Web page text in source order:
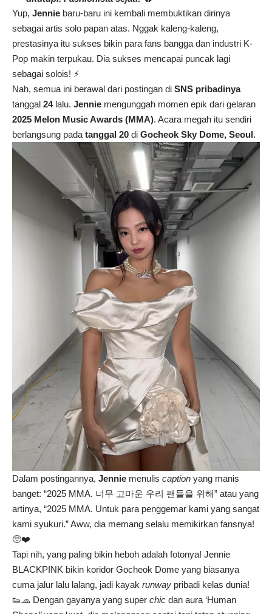
Yup, Jennie baru-baru ini kembali membuktikan dirinya
sebagai artis solo papan atas. Nggak kaleng-kaleng,
prestasinya itu sukses bikin para fans bangga dan industri K-
Pop makin terpukau. Dia sukses mencapai puncak lagi
sebagai solois! ⚡
Nah, semua ini berawal dari postingan di SNS pribadinya
tanggal 24lalu. Jennie mengunggah momen epik dari gelaran
2025 Melon Music Awards (MMA). Acara megah itu sendiri
berlangsung pada tanggal 20 di Gocheok Sky Dome, Seoul.
Dalam postingannya, Jennie menulis caption yang manis
banget: “2025 MMA. 너무 고마운 우리 팬들을 위해” atau yang
artinya, “2025 MMA. Untuk para penggemar kami yang sangat
kami syukuri.” Aww, dia memang selalu memikirkan fansnya!
🥺❤️
Tapi nih, yang paling bikin heboh adalah fotonya! Jennie
BLACKPINK bikin koridor Gocheok Dome yang biasanya
cuma jalur lalu lalang, jadi kayak runway pribadi kelas dunia!
👟🧢 Dengan gayanya yang super chic dan aura ‘Human